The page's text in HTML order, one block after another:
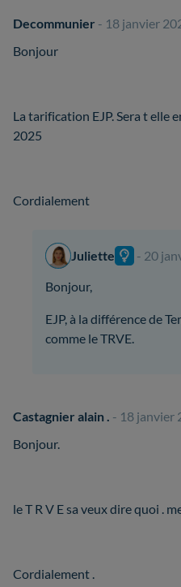
Decommunier - 18 janvier
Bonjour
La tarification EJP. Sera t elle
2025
Cordialement
Juliette
- 20
Bonjour,
EJP, à la différence de
comme le TRVE.
Castagnier alain . - 18 janvier
Bonjour.
le T R V E sa veux dire quoi .
Cordialement .